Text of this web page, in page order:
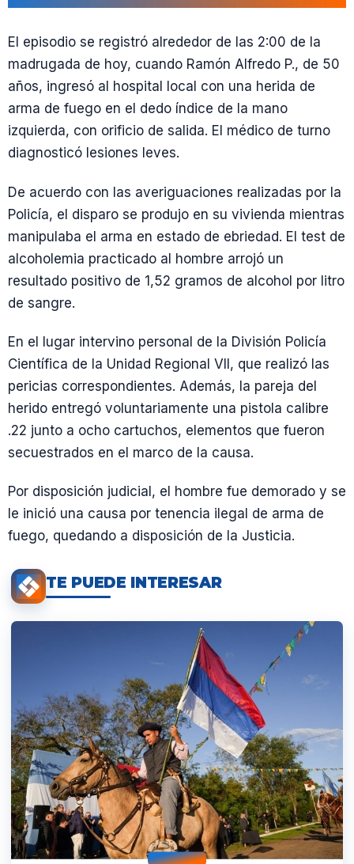
El episodio se registró alrededor de las 2:00 de la
madrugada de hoy, cuando Ramón Alfredo P., de 50
años, ingresó al hospital local con una herida de
arma de fuego en el dedo índice de la mano
izquierda, con orificio de salida. El médico de turno
diagnosticó lesiones leves.
De acuerdo con las averiguaciones realizadas por la
Policía, el disparo se produjo en su vivienda mientras
manipulaba el arma en estado de ebriedad. El test de
alcoholemia practicado al hombre arrojó un
resultado positivo de 1,52 gramos de alcohol por litro
de sangre.
En el lugar intervino personal de la División Policía
Científica de la Unidad Regional VII, que realizó las
pericias correspondientes. Además, la pareja del
herido entregó voluntariamente una pistola calibre
.22 junto a ocho cartuchos, elementos que fueron
secuestrados en el marco de la causa.
Por disposición judicial, el hombre fue demorado y se
le inició una causa por tenencia ilegal de arma de
fuego, quedando a disposición de la Justicia.
TE PUEDE INTERESAR